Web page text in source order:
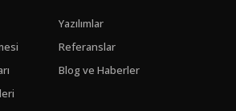
Yazılımlar
Referanslar
Blog ve Haberler